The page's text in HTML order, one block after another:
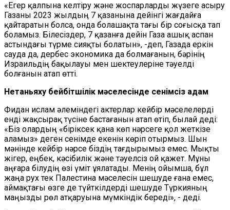
«Егер қалпына келтіру және жоспарларды жүзеге асыру
Газаны 2023 жылдың 7 қазанына дейінгі жағдайға
қайтаратын болса, онда болашақта тағы бір соғысқа тап
боламыз. Білесіздер, 7 қазанға дейін Газа ашық аспан
астындағы түрме сияқты болатын», -деп, Газада еркін
сауда да, дербес экономика да болмағанын, бәрінің
Израильдің бақылауы мен шектеулеріне тәуелді
болғанын атап өтті.
Нетаньяху бейбітшілік мәселесінде сенімсіз адам
Фидан ислам әлеміндегі актерлар кейбір мәселелерді
енді жақсырақ түсіне бастағанын атап өтіп, былай деді:
«Біз олардың «біріксек қана көп нәрсеге қол жеткізе
аламыз» деген сенімде екенін көріп отырмыз. Шын
мәнінде кейбір нәрсе біздің тағдырымыз емес. Мықты
жігер, еңбек, кәсібилік және тәуелсіз ой қажет. Мұны
аңғара білудің өзі үміт ұялатады. Менің ойымша, бұл
жаңа рух тек Палестина мәселесін шешуде ғана емес,
аймақтағы өзге де түйткілдерді шешуде Түркияның
маңызды рөл атқаруына мүмкіндік береді», - деді.